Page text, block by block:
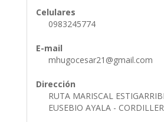
Celulares
0983245774
E-mail
mhugocesar21@gmail.com
Dirección
RUTA MARISCAL
EUSEBIO AYALA -